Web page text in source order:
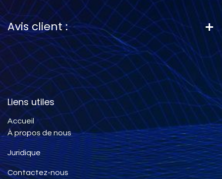
Avis client :
Liens utiles
Accueil
À propos de nous
Juridique
Contactez-nous